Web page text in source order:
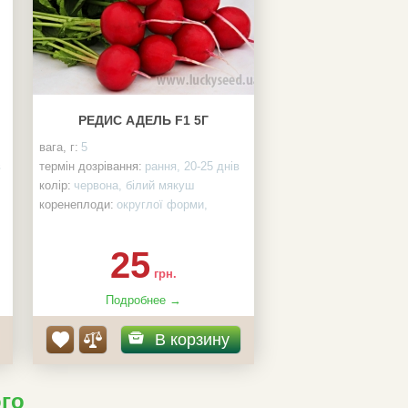
РЕДИС АДЕЛЬ F1 5Г
вага, г: 5
термін дозрівання: рання, 20-25 днів
колір: червона, білий мякуш
коренеплоди: округлої форми,
розтріскування, не гірчать
25 грн.
Подробнее →
В корзину